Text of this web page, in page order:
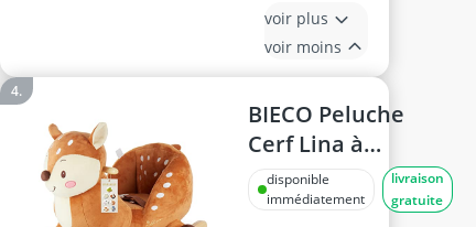
voir plus
voir moins
BIECO Peluche
Cerf Lina à
Bascule
disponible
immédiatement
livraison
gratuite